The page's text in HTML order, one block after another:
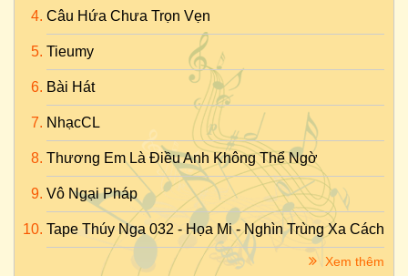
Câu Hứa Chưa Trọn Vẹn
Tieumy
Bài Hát
NhạcCL
Thương Em Là Điều Anh Không Thể Ngờ
Vô Ngại Pháp
Tape Thúy Nga 032 - Họa Mi - Nghìn Trùng Xa Cách
Xem thêm